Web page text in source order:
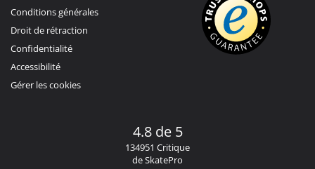
Conditions générales
Droit de rétraction
Confidentialité
Accessibilité
Gérer les cookies
4.8 de 5
134951 Critique
de SkatePro